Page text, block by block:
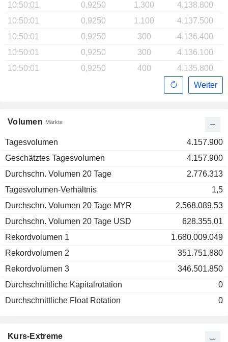
Volumen Märkte
Tagesvolumen
4.157.900
Geschätztes Tagesvolumen
4.157.900
Durchschn. Volumen 20 Tage
2.776.313
Tagesvolumen-Verhältnis
1,5
Durchschn. Volumen 20 Tage MYR
2.568.089,53
Durchschn. Volumen 20 Tage USD
628.355,01
Rekordvolumen 1
1.680.009.049
Rekordvolumen 2
351.751.880
Rekordvolumen 3
346.501.850
Durchschnittliche Kapitalrotation
0
Durchschnittliche Float Rotation
0
10:50:01
0,9250 1.300
4.138.800
10:50:01
0,9250 1.100
4.137.500
10:50:01
0,9250 300
4.136.400
10:50:01
0,9250 300
4.136.100
10:50:01
0,9250 400
4.135.800
Weiter
Kurs-Extreme